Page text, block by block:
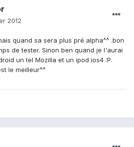
2012
quand sa sera plus pré alpha^^ .bon
de tester. Sinon ben quand je l'aurai
un tel Mozilla et un ipod ios4 :P.
le meilleur^^